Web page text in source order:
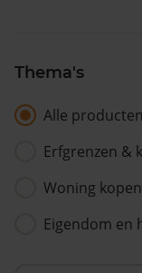
Thema's
Alle producten
Erfgrenzen &
Woning
Eigendom en